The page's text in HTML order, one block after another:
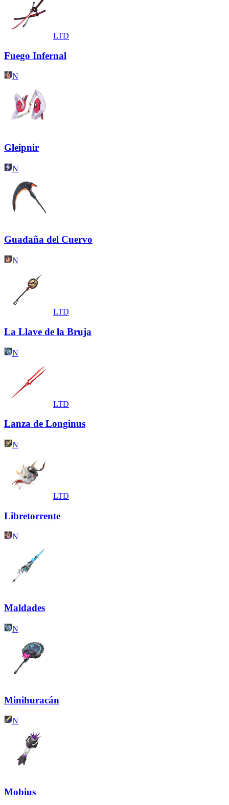
LTD
Fuego Infernal
N
Gleipnir
N
Guadaña del Cuervo
N
LTD
La Llave de la Bruja
N
LTD
Lanza de Longinus
N
LTD
Libretorrente
N
Maldades
N
Minihuracán
N
Mobius